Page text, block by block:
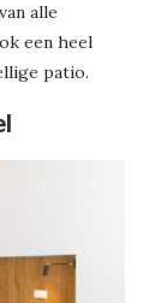
alle
een heel
patio.